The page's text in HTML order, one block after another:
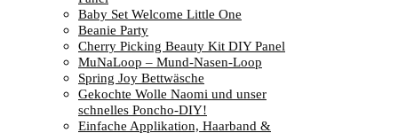
Baby Set Welcome Little One
Beanie Party
Cherry Picking Beauty Kit DIY Panel
MuNaLoop – Mund-Nasen-Loop
Spring Joy Bettwäsche
Gekochte Wolle Naomi und unser
schnelles Poncho-DIY!
Einfache Applikation, Haarband &